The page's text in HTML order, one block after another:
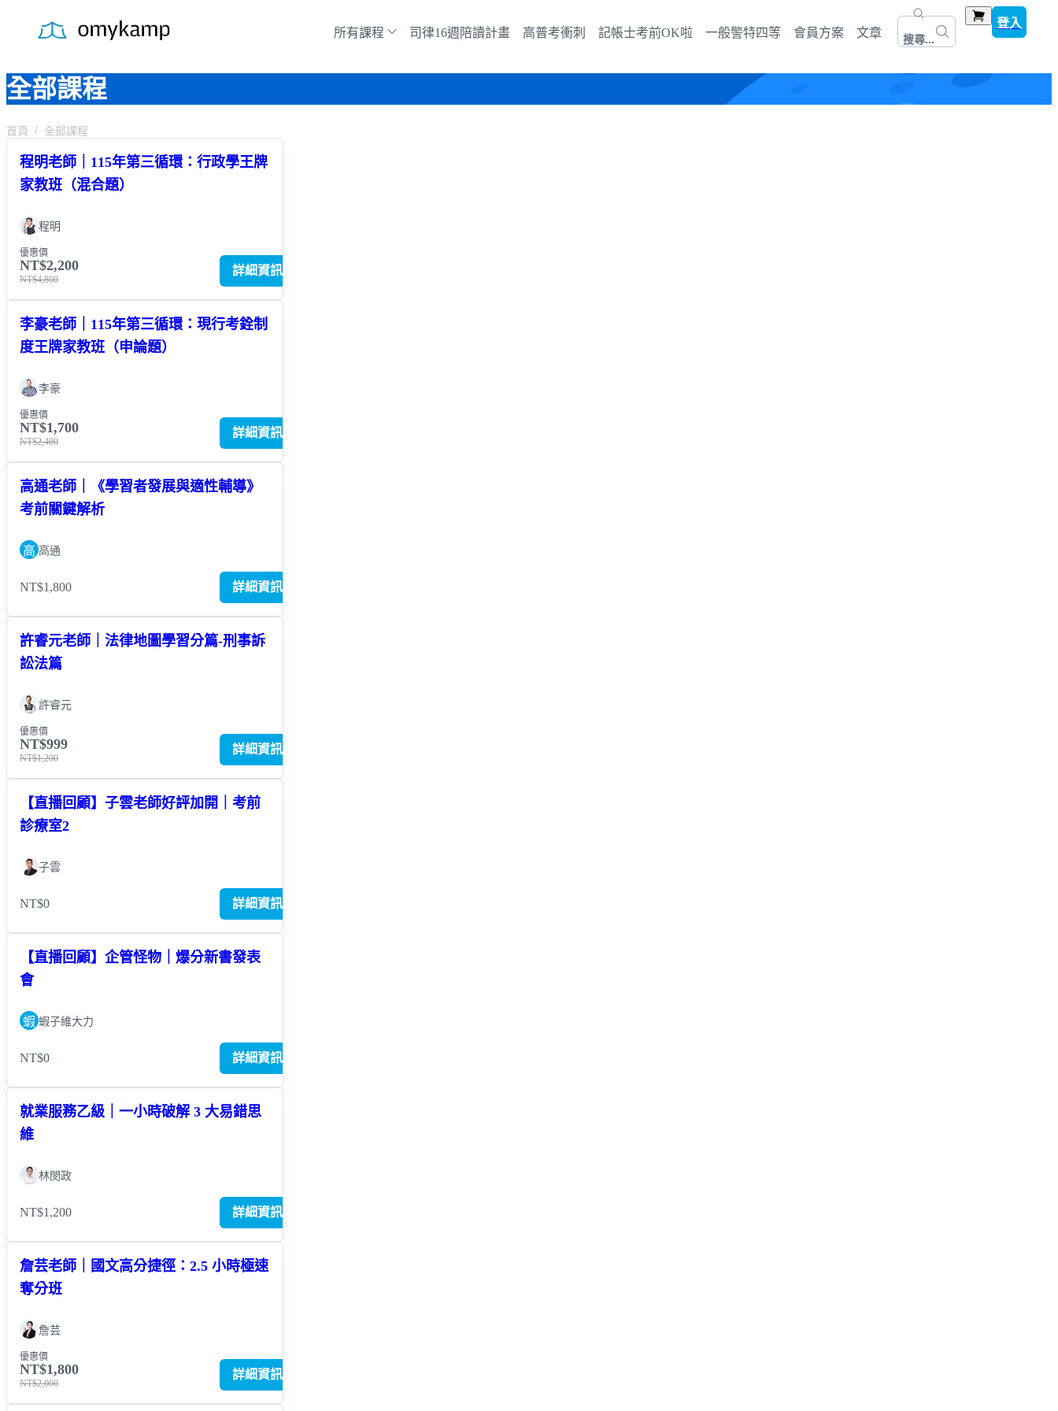
所有課程 司律16週陪讀計畫 高普考衝刺 記帳士考前OK啦 一般警特四等 會員方案 文章 搜尋...
登入
全部課程
首頁 全部課程
程明老師｜115年第三循環：行政學王牌
家教班（混合題）
程明
優惠價
NT$2,200
NT$4,800
詳細資訊
李豪老師｜115年第三循環：現行考銓制
度王牌家教班（申論題）
李豪
優惠價
NT$1,700
NT$2,400
詳細資訊
高通老師｜《學習者發展與適性輔導》
考前關鍵解析
高 高通
NT$1,800 詳細資訊
許睿元老師｜法律地圖學習分篇-刑事訴
訟法篇
許睿元
優惠價
NT$999
NT$1,200
詳細資訊
【直播回顧】子雲老師好評加開｜考前
診療室2
子雲
NT$0 詳細資訊
【直播回顧】企管怪物｜爆分新書發表
會
蝦 蝦子維大力
NT$0 詳細資訊
就業服務乙級｜一小時破解 3 大易錯思
維
林閔政
NT$1,200 詳細資訊
詹芸老師｜國文高分捷徑：2.5 小時極速
奪分班
詹芸
優惠價
NT$1,800
NT$2,000
詳細資訊